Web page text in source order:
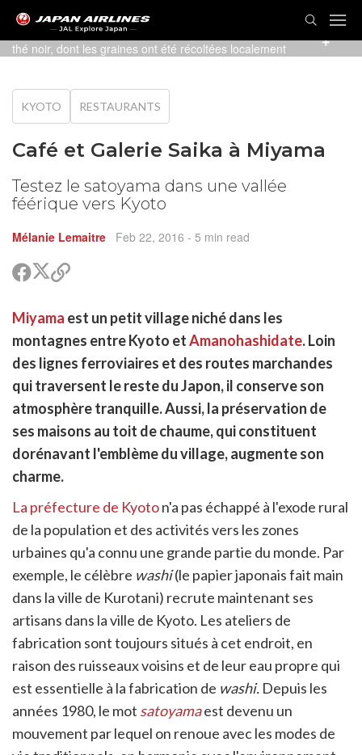
Trois mochi avec de la crème glacée et un kuromame, ou
thé noir, dont les graines ont été récoltées localement
KYOTO RESTAURANTS
Café et Galerie Saika à Miyama
Testez le satoyama dans une vallée
féérique vers Kyoto
Mélanie Lemaitre Feb 22, 2016 - 5 min read
PartagerPartager
sur
Copier
pour
partager
Miyama est un petit village niché dans les
montagnes entre Kyoto etAmanohashidate. Loin
des lignes ferroviaires et des routes marchandes
qui traversent le reste du Japon, il conserve son
atmosphère tranquille. Aussi, la préservation de
ses maisons au toit de chaume, qui constituent
dorénavant l'emblème du village, augmente son
charme.
La préfecture de Kyoton'a pas échappé à l'exode rural
de la population et des activités vers les zones
urbaines qu'a connu une grande partie du monde. Par
exemple, le célèbre washi(le papier japonais fait main
dans la ville de Kurotani) recrute maintenant ses
artisans dans la ville de Kyoto. Les ateliers de
fabrication sont toujours situés à cet endroit, en
raison des ruisseaux voisins et de leur eau propre qui
est essentielle à la fabrication de washi. Depuis les
années 1980, le mot satoyamaest devenu un
mouvement par lequel on renoue avec les modes de